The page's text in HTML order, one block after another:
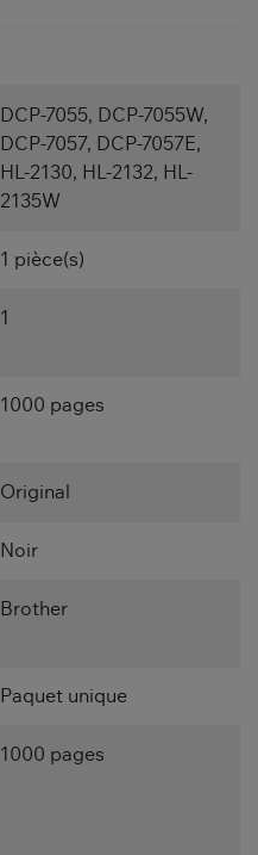
DCP-7055, DCP-7055W,
DCP-7057, DCP-7057E,
HL-2130, HL-2132, HL-
2135W
1 pièce(s)
1
1000 pages
Original
Noir
Brother
Paquet unique
1000 pages